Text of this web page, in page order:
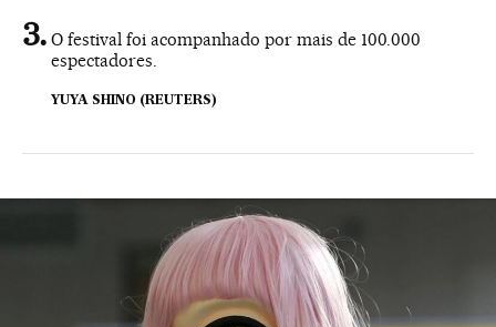
O festival foi acompanhado por mais de 100.000
espectadores.
YUYA SHINO (REUTERS)